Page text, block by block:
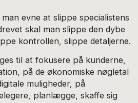
evne at slippe specialistens
skal man slippe den dybe
kontrollen, slippe detaljerne.
til at fokusere på kunderne,
på de økonomiske nøgletal
muligheder, på
planlægge, skaffe sig